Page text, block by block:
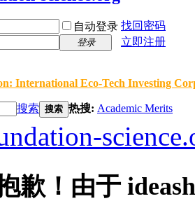
自动登录 找回密码
登录
立即注册
International Eco-Tech Investing
搜索 搜索 热搜: Academic Merits
歉！由于